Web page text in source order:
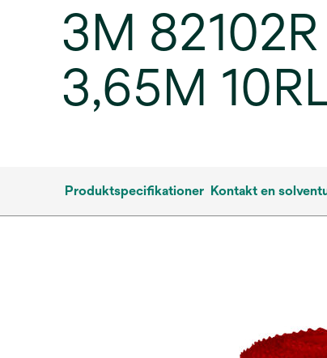
3M
3,65M
Produktspecifikationer Kontakt en